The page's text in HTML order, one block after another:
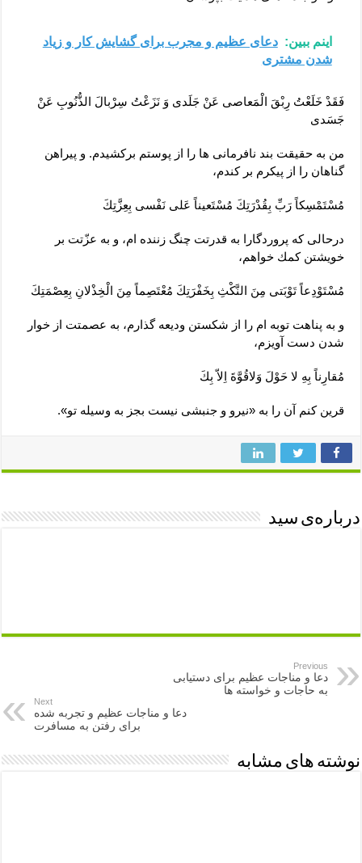
اینم ببین: دعای عظیم و مجرب برای گشایش کار و زیاد
شدن مشتری
فَقَدْ خَلَعْتُ رِبْقَ الْمَعاصى عَنْ جَلَدى وَ نَزَعْتُ سِرْبالَ الذُّنُوبِ عَنْ
جَسَدى
من به حقيقت بند نافرمانى ‏ها را از پوستم بركشيدم. و پيراهن
گناهان را از پيكرم بر كندم،
مُسْتَمْسِكاً رَبِّ بِقُدْرَتِكَ مُسْتَعيناً عَلى نَفْسى بِعِزَّتِكَ
درحالى ‏كه پروردگارا به قدرتت چنگ زننده ‏ام، و به عزّتت بر
خويشتن كمك خواهم،
مُسْتَوْدِعاً تَوْبَتى مِنَ النَّكْثِ بِخَفْرَتِكَ مُعْتَصِماً مِنَ الْخِذْلانِ بِعِصْمَتِكَ
و به پناهت توبه ام را از شكستن‏ وديعه گذارم، به عصمتت از خوار
شدن دست ‏آويزم،
مُقارِناً بِهِ لا حَوْلَ وَلاقُوَّةَ اِلاّ بِكَ
قرين كنم آن را به «نيرو و جنبشى نيست بجز به وسيله تو».
درباره‌ی سید
Previous
دعا و مناجات عظیم برای دستیابی
به حاجات و خواسته ها
Next
دعا و مناجات عظیم و تجربه شده
برای رفتن به مسافرت
نوشته های مشابه